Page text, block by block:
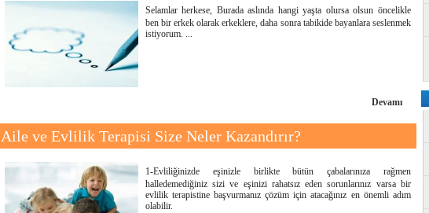
Selamlar herkese, Burada aslında hangi yaşta olursa olsun öncelikle
ben bir erkek olarak erkeklere, daha sonra tabikide bayanlara seslenmek
istiyorum. ...
Devamı
Aile ve Evlilik Terapisi Size Neler Kazandırır?
1-Evliliğinizde eşinizle birlikte bütün çabalarınıza rağmen
halledemediğiniz sizi ve eşinizi rahatsız eden sorunlarınız varsa bir
evlilik terapistine başvurmanız çözüm için atacağınız en önemli adım
olabilir.